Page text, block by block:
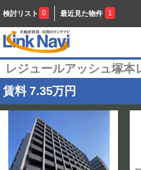
検討リスト 0 最近見た物件 1
レジュールアッシュ塚本
賃料 7.35万円